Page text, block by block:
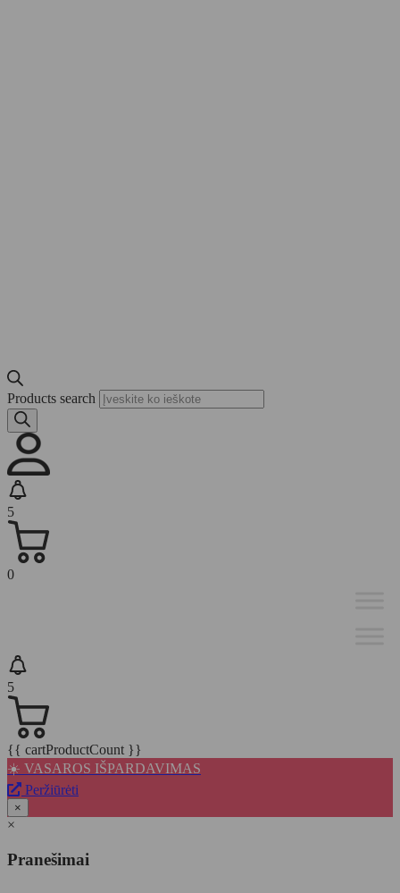
Products search
5
0
5
{{ cartProductCount }}
☀️ VASAROS IŠPARDAVIMAS
Peržiūrėti
×
×
Pranešimai